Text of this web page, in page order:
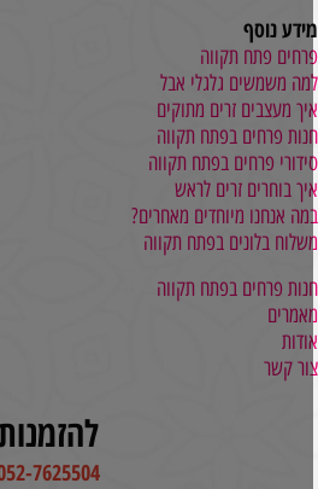
נוסף
פתח תקווה
משמשים גלגלי אבל
מעצבים זרים מתוקים
פרחים בפתח תקווה
פרחים בפתח תקווה
בוחרים זרים לראש
אנחנו מיוחדים מאחרים?
בלונים בפתח תקווה
פרחים בפתח תקווה
קשר
להזמנות
052-7625504